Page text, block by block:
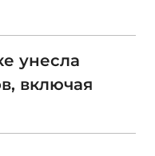
унесла
включая